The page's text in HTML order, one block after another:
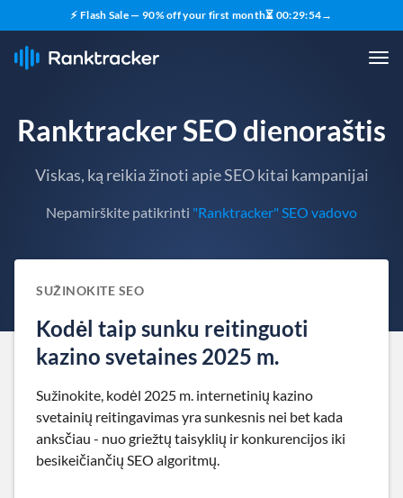
⚡ Flash Sale — 90% off your first month⏳ 00:29:54→
Ranktracker SEO dienoraštis
Viskas, ką reikia žinoti apie SEO kitai kampanijai
Nepamirškite patikrinti "Ranktracker" SEO vadovo
SUŽINOKITE SEO
Kodėl taip sunku reitinguoti
kazino svetaines 2025 m.
Sužinokite, kodėl 2025 m. internetinių kazino
svetainių reitingavimas yra sunkesnis nei bet kada
anksčiau - nuo griežtų taisyklių ir konkurencijos iki
besikeičiančių SEO algoritmų.